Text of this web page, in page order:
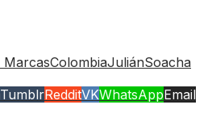
MarcasColombiaJuliánSoacha
TumblrRedditVKWhatsAppEmail